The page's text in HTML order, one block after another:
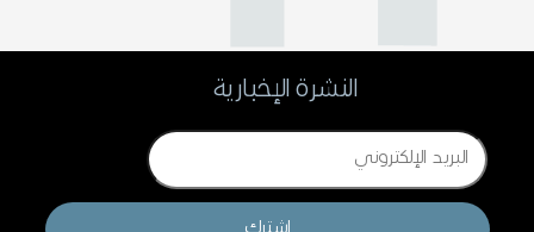
النشرة الإخبارية
Email